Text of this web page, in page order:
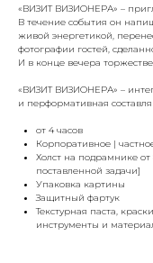
«ВИЗИТ ВИЗИОНЕРА» –
В течение события он
живой энергетикой,
фотографии гостей,
И в конце вечера
«ВИЗИТ ВИЗИОНЕРА» –
и перформативная
от 4 часов
Корпоративное |
Холст на подрамнике от
поставленной задачи]
Упаковка картины
Защитный фартук
Текстурная паста,
инструменты и